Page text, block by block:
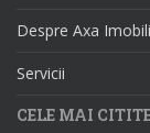
Despre Axa
Servicii
CELE MAI